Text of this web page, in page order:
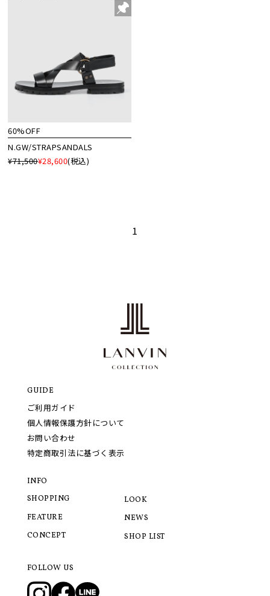
60%OFF
N.GW/STRAPSANDALS
¥71,500¥28,600(税込)
1
GUIDE
ご利用ガイド
個人情報保護方針について
お問い合わせ
特定商取引法に基づく表示
INFO
SHOPPING
FEATURE
CONCEPT
LOOK
NEWS
SHOP LIST
FOLLOW US